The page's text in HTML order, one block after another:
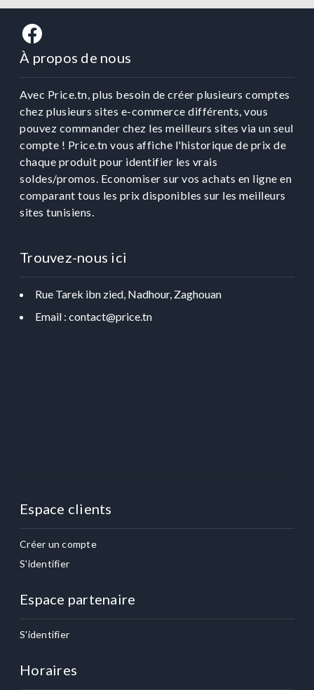
À propos de nous
Avec Price.tn, plus besoin de créer plusieurs comptes
chez plusieurs sites e-commerce différents, vous
pouvez commander chez les meilleurs sites via un seul
compte ! Price.tn vous affiche l'historique de prix de
chaque produit pour identifier les vrais
soldes/promos. Economiser sur vos achats en ligne en
comparant tous les prix disponibles sur les meilleurs
sites tunisiens.
Trouvez-nous ici
Rue Tarek ibn zied, Nadhour, Zaghouan
Email : contact@price.tn
Espace clients
Créer un compte
S'identifier
Espace partenaire
S'identifier
Horaires